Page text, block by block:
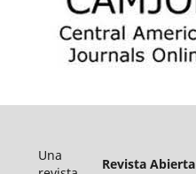
Una
Revista Abierta